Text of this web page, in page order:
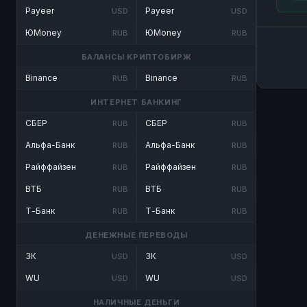
Payeer USD
ЮMoney RUB
Payeer USD
ЮMoney RUB
БАЛАНСЫ КРИПТОБИРЖ
Binance RUB Binance RUB
ИНТЕРНЕТ БАНКИНГ
СБЕР RUB
Альфа-Банк RUB
Райффайзен RUB
ВТБ RUB
Т-Банк RUB
СБЕР RUB
Альфа-Банк RUB
Райффайзен RUB
ВТБ RUB
Т-Банк RUB
ДЕНЕЖНЫЕ ПЕРЕВОДЫ
ЗК USD
WU USD
ЗК USD
WU USD
НАЛИЧНЫЕ ДЕНЬГИ